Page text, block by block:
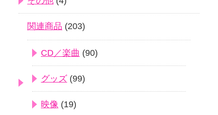
関連商品 (203)
CD／楽曲 (90)
グッズ (99)
映像 (19)